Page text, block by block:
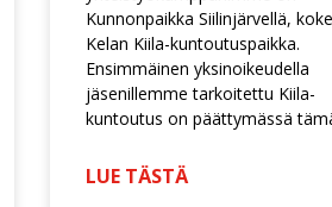
Kunnonpaikka Siilinjärvellä,
Kelan Kiila-kuntoutuspaikka.
Ensimmäinen yksinoikeudella
jäsenillemme tarkoitettu Kiila-
kuntoutus on päättymässä
LUE TÄSTÄ